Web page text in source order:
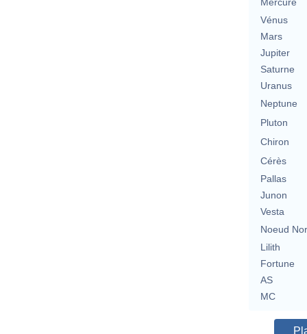
Mercure
Vénus
Mars
Jupiter
Saturne
Uranus
Neptune
Pluton
Chiron
Cérès
Pallas
Junon
Vesta
Noeud
Lilith
Fortune
AS
MC